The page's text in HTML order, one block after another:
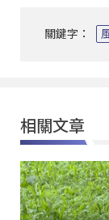
關鍵字：
相關文章